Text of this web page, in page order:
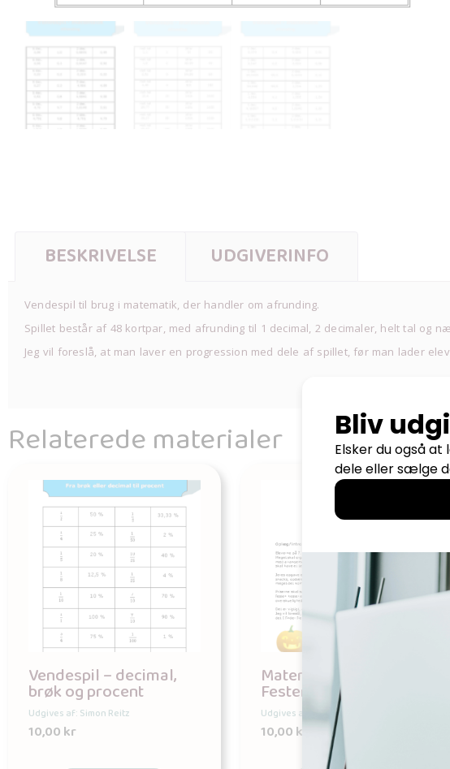
BESKRIVELSE UDGIVERINFO
Vendespil til brug i matematik, der handler om afrunding.
Spillet består af 48 kortpar, med afrunding til 1 decimal, 2 decimaler, helt tal og
Jeg vil foreslå, at man laver en progression med dele af spillet, før man lader
Relaterede materialer
Vendespil – decimal,
brøk og procent
Udgives af: Simon Reitz
10,00kr
Matematikoplæg –
Festen
Udgives af: Simon Reitz
10,00kr